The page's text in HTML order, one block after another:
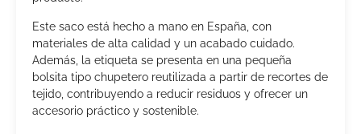
Este saco está hecho a mano en España, con
materiales de alta calidad y un acabado cuidado.
Además, la etiqueta se presenta en una pequeña
bolsita tipo chupetero reutilizada a partir de recortes de
tejido, contribuyendo a reducir residuos y ofrecer un
accesorio práctico y sostenible.